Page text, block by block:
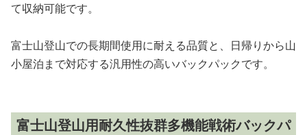
て収納可能です。
富士山登山での長期間使用に耐える品質と、日帰りから山
小屋泊まで対応する汎用性の高いバックパックです。
富士山登山用耐久性抜群多機能戦術バックパ